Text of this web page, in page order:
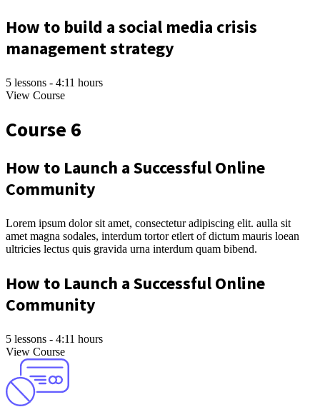
How to build a social media crisis
management strategy
5 lessons - 4:11 hours
View Course
Course 6
How to Launch a Successful Online
Community
Lorem ipsum dolor sit amet, consectetur adipiscing elit. aulla sit
amet magna sodales, interdum tortor etlert of dictum mauris loean
ultricies lectus quis gravida urna interdum quam bibend.
How to Launch a Successful Online
Community
5 lessons - 4:11 hours
View Course